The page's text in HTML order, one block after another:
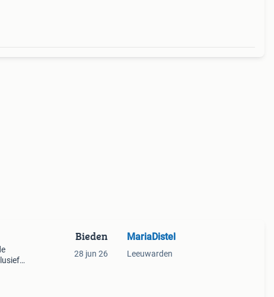
Bieden
28 jun 26
MariaDistel
Leeuwarden